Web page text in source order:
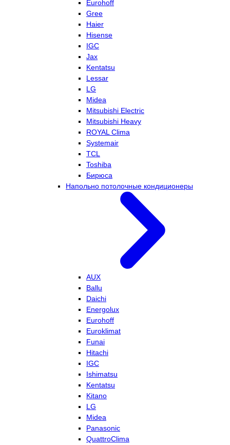
Eurohoff
Gree
Haier
Hisense
IGC
Jax
Kentatsu
Lessar
LG
Midea
Mitsubishi Electric
Mitsubishi Heavy
ROYAL Clima
Systemair
TCL
Toshiba
Бирюса
Напольно потолочные кондиционеры
AUX
Ballu
Daichi
Energolux
Eurohoff
Euroklimat
Funai
Hitachi
IGC
Ishimatsu
Kentatsu
Kitano
LG
Midea
Panasonic
QuattroClima